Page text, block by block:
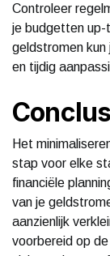
Controleer
je budgetten up-
geldstromen kun
en tijdig
Het
stap voor elke
financiële
van je
aanzienlijk
voorbereid op